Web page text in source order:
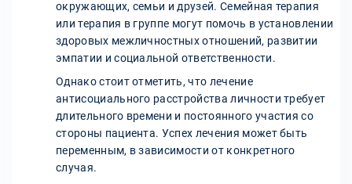
окружающих, семьи и друзей. Семейная терапия
или терапия в группе могут помочь в установлении
здоровых межличностных отношений, развитии
эмпатии и социальной ответственности.
Однако стоит отметить, что лечение
антисоциального расстройства личности требует
длительного времени и постоянного участия со
стороны пациента. Успех лечения может быть
переменным, в зависимости от конкретного
случая.